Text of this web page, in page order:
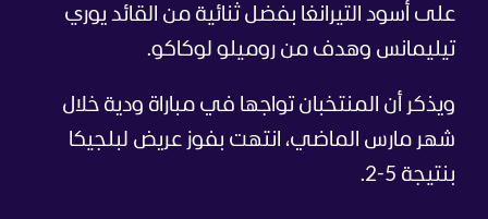
على أسود التيرانغا بفضل ثنائية من القائد يوري
تيليمانس وهدف من روميلو لوكاكو.
ويذكر أن المنتخبان تواجها في مباراة ودية خلال
شهر مارس الماضي، انتهت بفوز عريض لبلجيكا
بنتيجة 5-2.